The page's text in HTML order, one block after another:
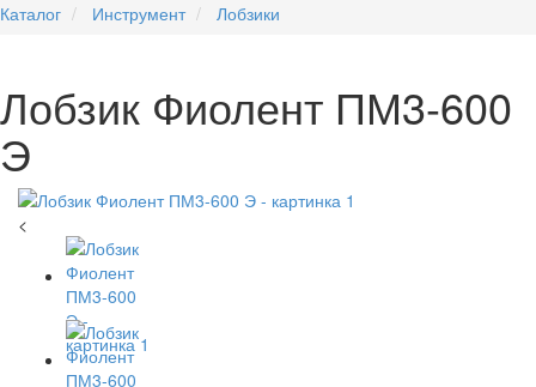
Каталог Инструмент Лобзики
Лобзик Фиолент ПМ3-600
Э
<